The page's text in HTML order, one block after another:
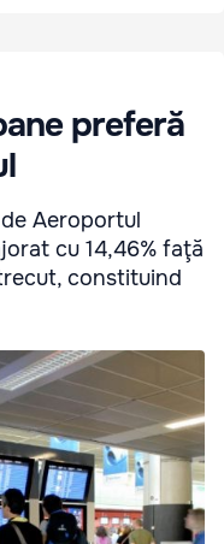
preferă
Aeroportul
cu 14,46% faţă
constituind